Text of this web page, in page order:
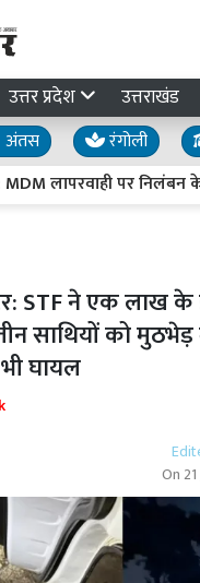
उत्तर प्रदेश उत्तराखंड
अंतस रंगोली
लापरवाही पर निलंबन के
STF ने एक लाख के
साथियों को मुठभेड़
घायल
On